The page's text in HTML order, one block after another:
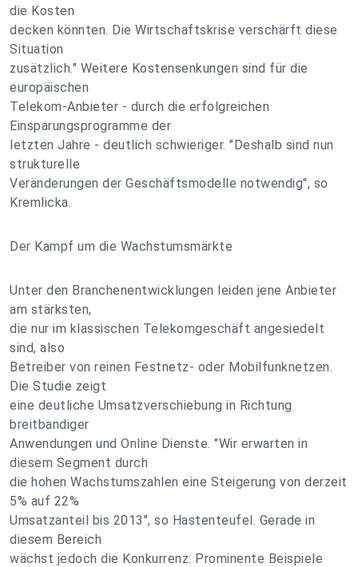
die Kosten
decken könnten. Die Wirtschaftskrise verschärft diese
Situation
zusätzlich." Weitere Kostensenkungen sind für die
europäischen
Telekom-Anbieter - durch die erfolgreichen
Einsparungsprogramme der
letzten Jahre - deutlich schwieriger. "Deshalb sind nun
strukturelle
Veränderungen der Geschäftsmodelle notwendig", so
Kremlicka.
Der Kampf um die Wachstumsmärkte
Unter den Branchenentwicklungen leiden jene Anbieter
am stärksten,
die nur im klassischen Telekomgeschäft angesiedelt
sind, also
Betreiber von reinen Festnetz- oder Mobilfunknetzen.
Die Studie zeigt
eine deutliche Umsatzverschiebung in Richtung
breitbandiger
Anwendungen und Online Dienste. "Wir erwarten in
diesem Segment durch
die hohen Wachstumszahlen eine Steigerung von derzeit
5% auf 22%
Umsatzanteil bis 2013", so Hastenteufel. Gerade in
diesem Bereich
wächst jedoch die Konkurrenz: Prominente Beispiele